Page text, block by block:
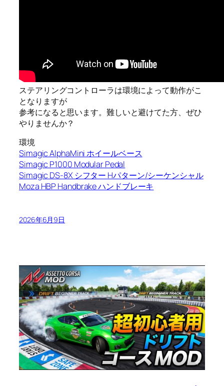
ステアリングコントローラは環境によって動作がこ
となりますが
参考になると思います。難しいと避けてた方、ぜひ
やりませんか？
環境
Simagic AlphaMini ホイールベース
Simagic P1000 Modular Pedal
Simagic DS-8X シフター Hパターン/シーケンシャル
Moza HBP Handbrake ハンドブレーキ
2026年6月9日